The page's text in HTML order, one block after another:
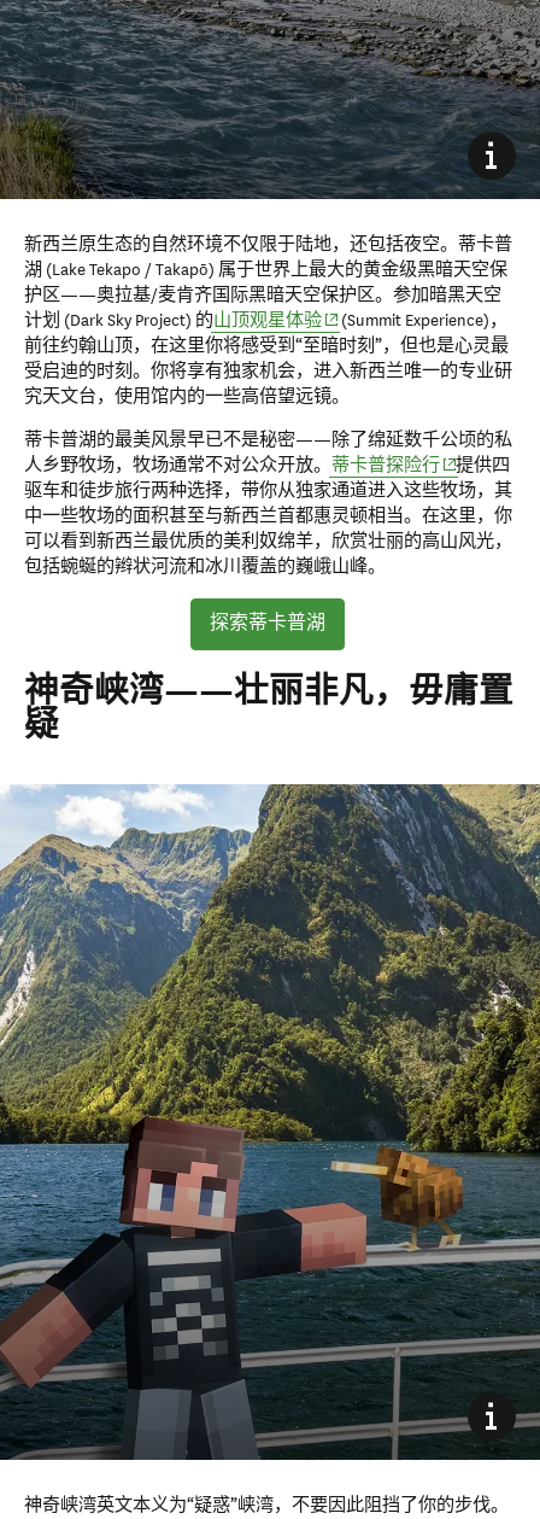
新西兰原生态的自然环境不仅限于陆地，还包括夜空。蒂卡普
湖 (Lake Tekapo / Takapō) 属于世界上最大的黄金级黑暗天空保
护区——奥拉基/麦肯齐国际黑暗天空保护区。参加暗黑天空
计划 (Dark Sky Project) 的山顶观星体验(opens in new window)
(Summit Experience)，
前往约翰山顶，在这里你将感受到“至暗时刻”，但也是心灵最
受启迪的时刻。你将享有独家机会，进入新西兰唯一的专业研
究天文台，使用馆内的一些高倍望远镜。
蒂卡普湖的最美风景早已不是秘密——除了绵延数千公顷的私
人乡野牧场，牧场通常不对公众开放。 蒂卡普探险行(opens in
提供四
驱车和徒步旅行两种选择，带你从独家通道进入这些牧场，其
中一些牧场的面积甚至与新西兰首都惠灵顿相当。在这里，你
可以看到新西兰最优质的美利奴绵羊，欣赏壮丽的高山风光，
包括蜿蜒的辫状河流和冰川覆盖的巍峨山峰。
探索蒂卡普湖
神奇峡湾——壮丽非凡，毋庸置
疑
神奇峡湾英文本义为“疑惑”峡湾，不要因此阻挡了你的步伐。